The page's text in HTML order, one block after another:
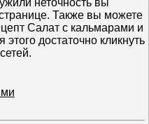
Также вы можете
Салат с кальмарами и
достаточно кликнуть